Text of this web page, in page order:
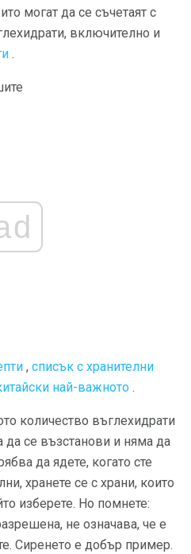
могат да се съчетаят с
включително и
.
, списък с хранителни
най-важното .
количество въглехидрати
да се възстанови и няма да
да ядете, когато сте
хранете се с храни, които
изберете. Но помнете:
не означава, че е
Сиренето е добър пример.